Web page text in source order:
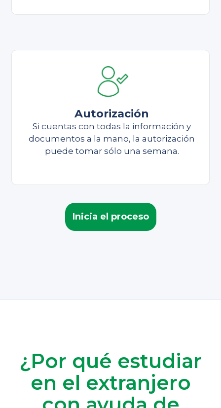
Autorización
Si cuentas con todas la información y
documentos a la mano, la autorización
puede tomar sólo una semana.
Inicia el proceso
¿Por qué estudiar
en el extranjero